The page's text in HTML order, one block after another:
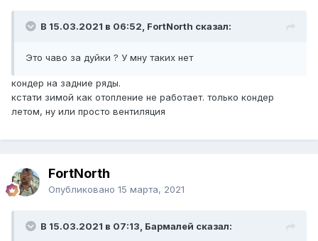
В 15.03.2021 в 06:52, FоrtNorth сказал:
Это чаво за дуйки ? У мну таких нет
кондер на задние ряды.
кстати зимой как отопление не работает. только кондер
летом, ну или просто вентиляция
FоrtNorth
Опубликовано 15 марта, 2021
В 15.03.2021 в 07:13, Бармалей сказал: